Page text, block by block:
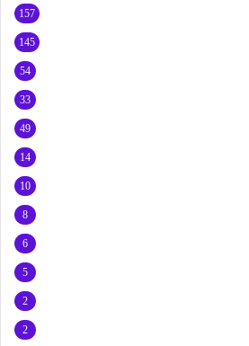
157
145
54
33
49
14
10
8
6
5
2
2